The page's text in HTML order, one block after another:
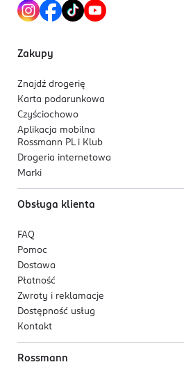
Hydrożelowa, dwuczęściowa
Formuła stopniowo uwalnia
sygnalizuje ich wchłanianie przez
Zakupy
Znajdź drogerię
Karta podarunkowa
Czyściochowo
Aplikacja mobilna
Rossmann PL i Klub
Drogeria internetowa
Marki
Obsługa klienta
FAQ
Pomoc
Dostawa
Płatność
Zwroty i reklamacje
Dostępność usług
Kontakt
Rossmann